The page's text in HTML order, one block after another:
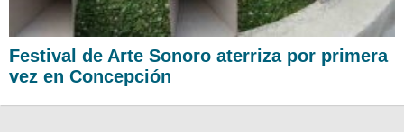
Festival de Arte Sonoro aterriza por primera
vez en Concepción